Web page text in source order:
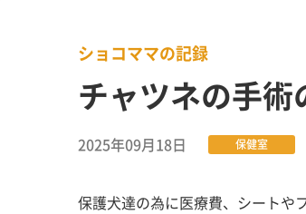
ショコママの記録
チャツネの手術
2025年09月18日 保健室
保護犬達の為に医療費、シートや